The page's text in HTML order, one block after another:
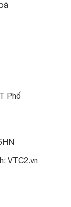
Phố
VTC2.vn